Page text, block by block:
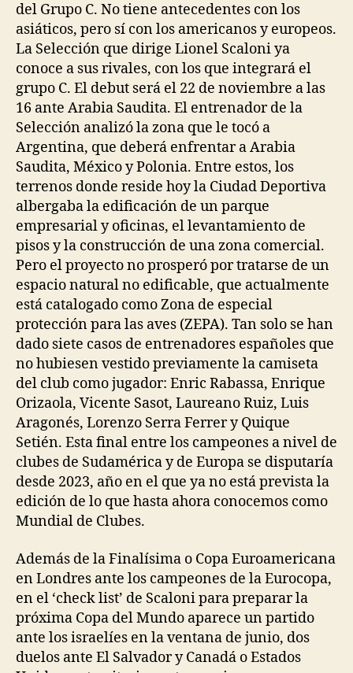
del Grupo C. No tiene antecedentes con los
asiáticos, pero sí con los americanos y europeos.
La Selección que dirige Lionel Scaloni ya
conoce a sus rivales, con los que integrará el
grupo C. El debut será el 22 de noviembre a las
16 ante Arabia Saudita. El entrenador de la
Selección analizó la zona que le tocó a
Argentina, que deberá enfrentar a Arabia
Saudita, México y Polonia. Entre estos, los
terrenos donde reside hoy la Ciudad Deportiva
albergaba la edificación de un parque
empresarial y oficinas, el levantamiento de
pisos y la construcción de una zona comercial.
Pero el proyecto no prosperó por tratarse de un
espacio natural no edificable, que actualmente
está catalogado como Zona de especial
protección para las aves (ZEPA). Tan solo se han
dado siete casos de entrenadores españoles que
no hubiesen vestido previamente la camiseta
del club como jugador: Enric Rabassa, Enrique
Orizaola, Vicente Sasot, Laureano Ruiz, Luis
Aragonés, Lorenzo Serra Ferrer y Quique
Setién. Esta final entre los campeones a nivel de
clubes de Sudamérica y de Europa se disputaría
desde 2023, año en el que ya no está prevista la
edición de lo que hasta ahora conocemos como
Mundial de Clubes.
Además de la Finalísima o Copa Euroamericana
en Londres ante los campeones de la Eurocopa,
en el ‘check list’ de Scaloni para preparar la
próxima Copa del Mundo aparece un partido
ante los israelíes en la ventana de junio, dos
duelos ante El Salvador y Canadá o Estados